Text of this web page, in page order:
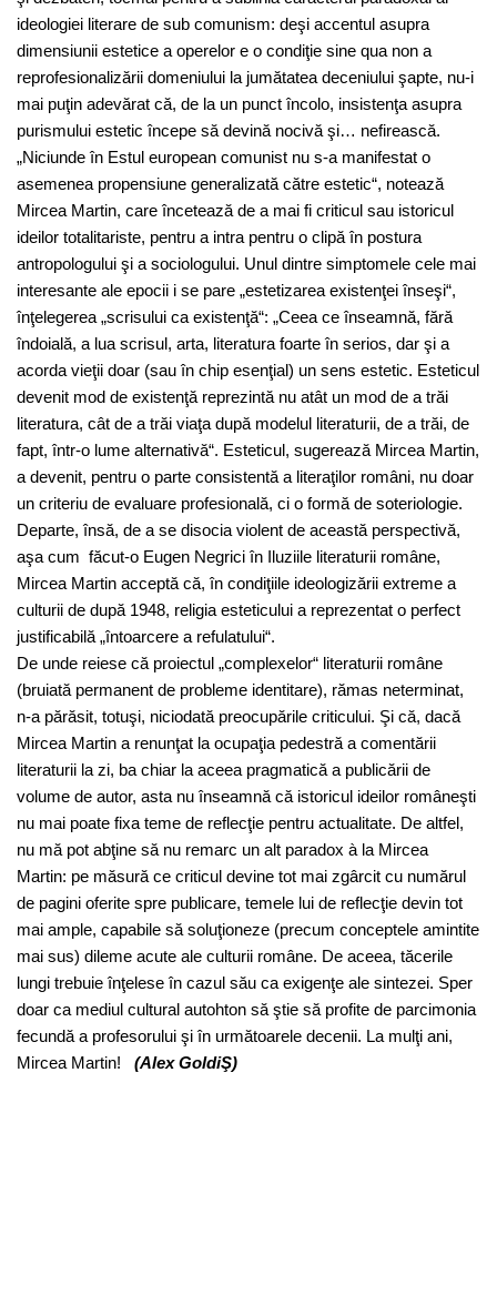
ideologiei literare de sub comunism: deşi accentul asupra
dimensiunii estetice a operelor e o condiţie sine qua non a
reprofesionalizării domeniului la jumătatea deceniului şapte, nu-i
mai puţin adevărat că, de la un punct încolo, insistenţa asupra
purismului estetic începe să devină nocivă şi… nefirească.
„Niciunde în Estul european comunist nu s-a manifestat o
asemenea propensiune generalizată către estetic“, notează
Mircea Martin, care încetează de a mai fi criticul sau istoricul
ideilor totalitariste, pentru a intra pentru o clipă în postura
antropologului şi a sociologului. Unul dintre simptomele cele mai
interesante ale epocii i se pare „estetizarea existenţei înseşi“,
înţelegerea „scrisului ca existenţă“: „Ceea ce înseamnă, fără
îndoială, a lua scrisul, arta, literatura foarte în serios, dar şi a
acorda vieţii doar (sau în chip esenţial) un sens estetic. Esteticul
devenit mod de existenţă reprezintă nu atât un mod de a trăi
literatura, cât de a trăi viaţa după modelul literaturii, de a trăi, de
fapt, într-o lume alternativă“. Esteticul, sugerează Mircea Martin,
a devenit, pentru o parte consistentă a literaţilor români, nu doar
un criteriu de evaluare profesională, ci o formă de soteriologie.
Departe, însă, de a se disocia violent de această perspectivă,
aşa cum făcut-o Eugen Negrici în Iluziile literaturii române,
Mircea Martin acceptă că, în condiţiile ideologizării extreme a
culturii de după 1948, religia esteticului a reprezentat o perfect
justificabilă „întoarcere a refulatului“.
De unde reiese că proiectul „complexelor“ literaturii române
(bruiată permanent de probleme identitare), rămas neterminat,
n-a părăsit, totuşi, niciodată preocupările criticului. Şi că, dacă
Mircea Martin a renunţat la ocupaţia pedestră a comentării
literaturii la zi, ba chiar la aceea pragmatică a publicării de
volume de autor, asta nu înseamnă că istoricul ideilor româneşti
nu mai poate fixa teme de reflecţie pentru actualitate. De altfel,
nu mă pot abţine să nu remarc un alt paradox à la Mircea
Martin: pe măsură ce criticul devine tot mai zgârcit cu numărul
de pagini oferite spre publicare, temele lui de reflecţie devin tot
mai ample, capabile să soluţioneze (precum conceptele amintite
mai sus) dileme acute ale culturii române. De aceea, tăcerile
lungi trebuie înţelese în cazul său ca exigenţe ale sintezei. Sper
doar ca mediul cultural autohton să ştie să profite de parcimonia
fecundă a profesorului şi în următoarele decenii. La mulţi ani,
Mircea Martin! (Alex GoldiŞ)